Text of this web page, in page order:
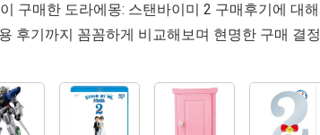
구매한 도라에몽: 스탠바이미 2 구매후기에 대
후기까지 꼼꼼하게 비교해보며 현명한 구매 결